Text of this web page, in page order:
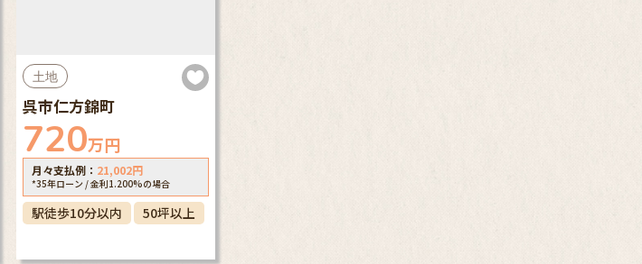
土地
呉市仁方錦町
720万円
月々支払例： 21,002円
*35年ローン / 金利1.200%の場合
駅徒歩10分以内 50坪以上